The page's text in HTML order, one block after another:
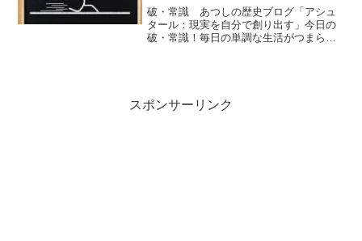
破・常識 あつしの歴史ブログ「アシュ
タール：現実を自分で創り出す」今日の
破・常識！毎日の単調な生活がつまらな
スポンサーリンク